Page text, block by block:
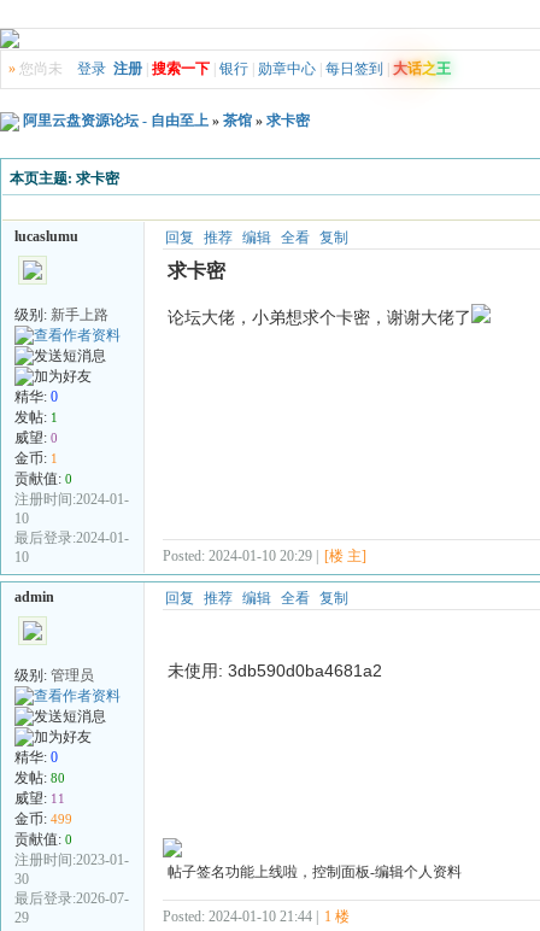
» 您尚未 登录 注册 搜索一下 银行 勋章中心 每日签到 大话之王
阿里云盘资源论坛 - 自由至上 » 茶馆 » 求卡密
本页主题: 求卡密
lucaslumu
级别: 新手上路
精华: 0
发帖: 1
威望: 0
金币: 1
贡献值: 0
注册时间:2024-01-
10
最后登录:2024-01-
10
回复 推荐 编辑 全看 复制
求卡密
论坛大佬，小弟想求个卡密，谢谢大佬了
Posted: 2024-01-10 20:29 | [楼 主]
admin
级别: 管理员
精华: 0
发帖: 80
威望: 11
金币: 499
贡献值: 0
注册时间:2023-01-
30
最后登录:2026-07-
29
回复 推荐 编辑 全看 复制
未使用: 3db590d0ba4681a2
帖子签名功能上线啦，控制面板-编辑个人资料
Posted: 2024-01-10 21:44 | 1 楼